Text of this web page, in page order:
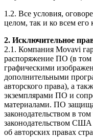
1.2. Все условия,
целом, так и ко всем его
2. Исключительное
2.1. Компания Movavi
распоряжение ПО (в
графическими
дополнительными
авторского права), а
экземплярами ПО и
материалами. ПО
законодательством в
законодательством
об авторских правах